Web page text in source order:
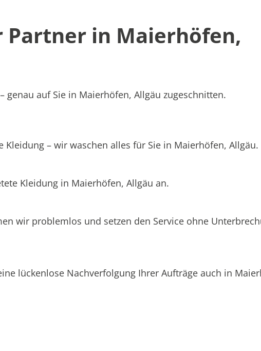
Partner in Maierhöfen,
auf Sie in Maierhöfen, Allgäu zugeschnitten.
– wir waschen alles für Sie in Maierhöfen, Allgäu.
Kleidung in Maierhöfen, Allgäu an.
wir problemlos und setzen den Service ohne
lückenlose Nachverfolgung Ihrer Aufträge auch in